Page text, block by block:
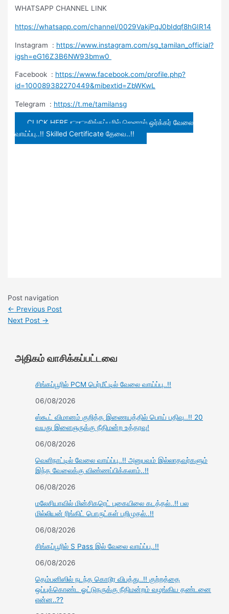
WHATSAPP CHANNEL LINK
https://whatsapp.com/channel/0029VakjPqJ0bIdqf8hGIR14
Instagram : https://www.instagram.com/sg_tamilan_official?
igsh=eG16Z3B6NW93bmw0
Facebook : https://www.facebook.com/profile.php?
id=100089382270449&mibextid=ZbWKwL
Telegram : https://t.me/tamilansg
CLICK HERE 👉👉சிங்கப்பூரில் ஜெனரல் ஒர்க்கர் வேலை
வாய்ப்பு..!! Skilled Certificate தேவை..!!
Post navigation
← Previous Post
Next Post →
அதிகம் வாசிக்கப்பட்டவை
சிங்கப்பூரில் PCM பெர்மீட்டில் வேலை வாய்ப்பு..!!
06/08/2026
ஸ்கூட் விமானம் குறித்த இணையத்தில் பொய் பதிவு..!! 20
வயது இளைஞருக்கு நீதிமன்ற உத்தரவு!
06/08/2026
வெளிநாட்டில் வேலை வாய்ப்பு..!! அனுபவம் இல்லாதவர்களும்
இந்த வேலைக்கு விண்ணப்பிக்கலாம்..!!
06/08/2026
மலேசியாவில் மின்சிகரெட் புகையிலை கடத்தல்..!! பல
மில்லியன் ரிங்கிட் பொருட்கள் பறிமுதல்..!!
06/08/2026
சிங்கப்பூரில் S Pass இல் வேலை வாய்ப்பு..!!
06/08/2026
தெம்பனிஸில் நடந்த கொடூர விபத்து..!! குற்றத்தை
ஒப்புக்கொண்ட ஓட்டுநருக்கு நீதிமன்றம் வழங்கிய தண்டனை
என்ன..??